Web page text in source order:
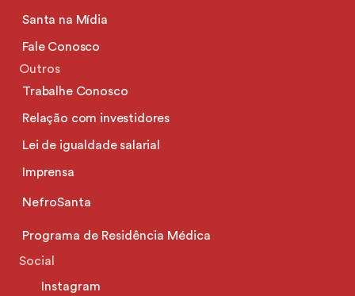
Santa na Mídia
Fale Conosco
Outros
Trabalhe Conosco
Relação com investidores
Lei de igualdade salarial
Imprensa
NefroSanta
Programa de Residência Médica
Social
Instagram